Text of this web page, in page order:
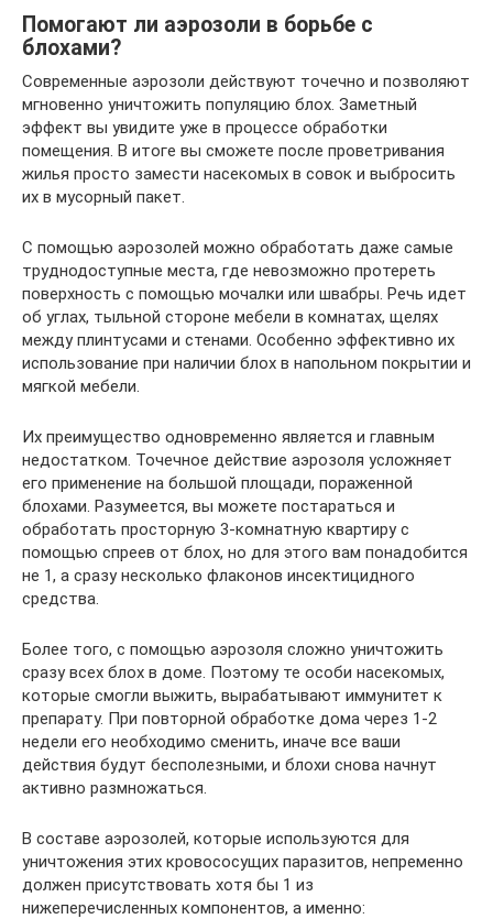
Помогают ли аэрозоли в борьбе с
блохами?
Современные аэрозоли действуют точечно и позволяют
мгновенно уничтожить популяцию блох. Заметный
эффект вы увидите уже в процессе обработки
помещения. В итоге вы сможете после проветривания
жилья просто замести насекомых в совок и выбросить
их в мусорный пакет.
С помощью аэрозолей можно обработать даже самые
труднодоступные места, где невозможно протереть
поверхность с помощью мочалки или швабры. Речь идет
об углах, тыльной стороне мебели в комнатах, щелях
между плинтусами и стенами. Особенно эффективно их
использование при наличии блох в напольном покрытии и
мягкой мебели.
Их преимущество одновременно является и главным
недостатком. Точечное действие аэрозоля усложняет
его применение на большой площади, пораженной
блохами. Разумеется, вы можете постараться и
обработать просторную 3-комнатную квартиру с
помощью спреев от блох, но для этого вам понадобится
не 1, а сразу несколько флаконов инсектицидного
средства.
Более того, с помощью аэрозоля сложно уничтожить
сразу всех блох в доме. Поэтому те особи насекомых,
которые смогли выжить, вырабатывают иммунитет к
препарату. При повторной обработке дома через 1-2
недели его необходимо сменить, иначе все ваши
действия будут бесполезными, и блохи снова начнут
активно размножаться.
В составе аэрозолей, которые используются для
уничтожения этих кровососущих паразитов, непременно
должен присутствовать хотя бы 1 из
нижеперечисленных компонентов, а именно: